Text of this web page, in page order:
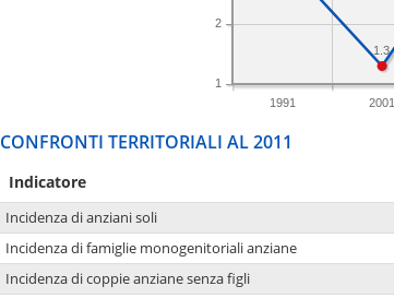
1991 2001
1
2
1.3
CONFRONTI TERRITORIALI AL 2011
Indicatore
Incidenza di anziani soli
Incidenza di famiglie monogenitoriali anziane
Incidenza di coppie anziane senza figli